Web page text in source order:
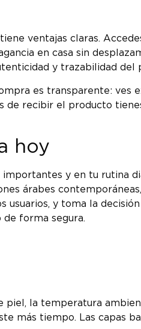
ventajas claras.
en casa sin
y trazabilidad del
es transparente: ves
de recibir el producto
hoy
y en tu rutina
árabes
y toma la
forma segura.
piel, la temperatura
más tiempo. Las capas